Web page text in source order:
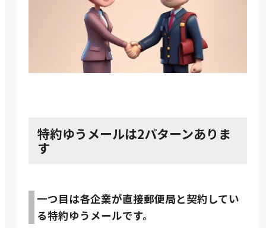
特約ゆうメールは2パターンありま
す
一つ目は各企業が直接郵便局と契約してい
る特約ゆうメールです。